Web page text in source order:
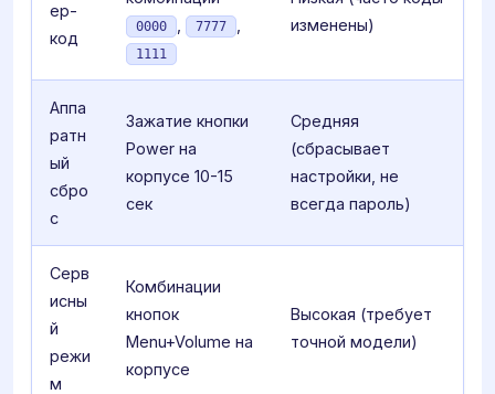
ер-
код
0000 7777
1111
изменены)
Аппа
ратн
ый
сбро
с
Зажатие кнопки
Power на
корпусе 10-15
сек
Средняя
(сбрасывает
настройки, не
всегда пароль)
Серв
исны
й
режи
м
Комбинации
кнопок
Menu+Volume на
корпусе
Высокая (требует
точной модели)